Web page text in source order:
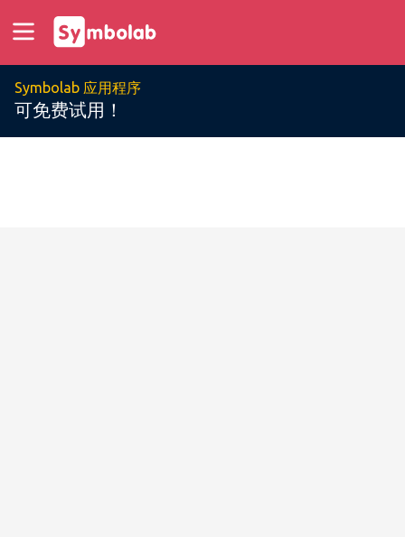
Symbolab 应用程序
可免费试用！